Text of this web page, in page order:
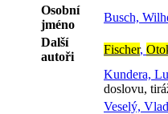
Osobní
jméno
Busch,
Další
autoři
Fischer,
Kundera,
doslovu,
Veselý,